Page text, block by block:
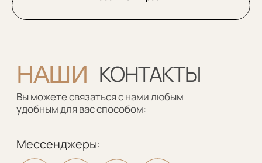
Шкафы
Каталог
Меню
Портфолио
Рассрочка
Кухни
Отзывы
Рейки
Дизайнерам
Мебель в ванную
YouTube